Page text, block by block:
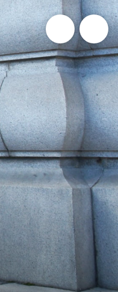
ームを開閉する YouTube